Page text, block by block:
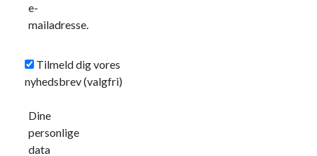
e-
mailadresse.
Tilmeld dig vores
nyhedsbrev(valgfri)
Dine
personlige
data